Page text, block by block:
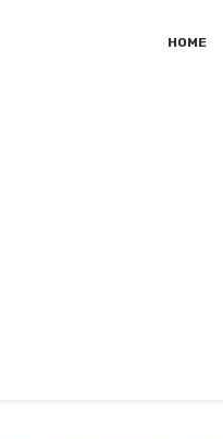
HOME